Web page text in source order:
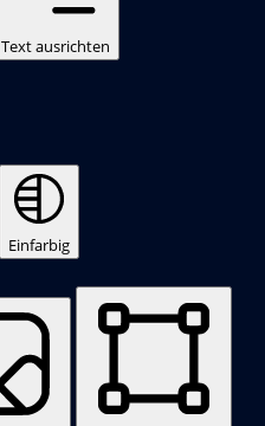
Text ausrichten
Einfarbig